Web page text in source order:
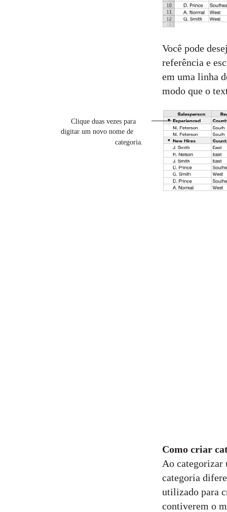
Você pode
referência e
em uma linha
modo que o
Clique duas vezes para
digitar um novo nome de
categoria.
Como criar
Ao categorizar
categoria
utilizado para
contiverem o